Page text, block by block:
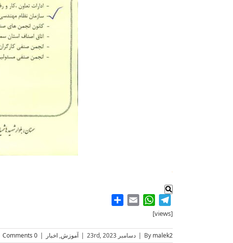
.
Telegram
WhatsApp
Email
[views]
By malek2
| دسامبر 23rd, 2023 | آموزش, اخبار |
0 Comments